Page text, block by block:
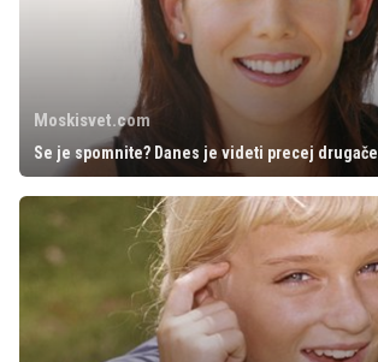
Moskisvet.com
Se je spomnite? Danes je videti precej drugače